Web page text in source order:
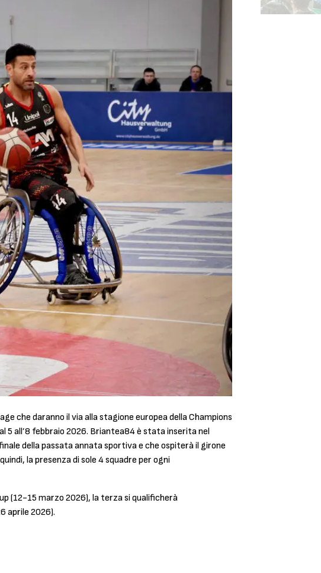
che daranno il via alla stagione europea della Champions
5 all’8 febbraio 2026. Briantea84 è stata inserita nel
della passata annata sportiva e che ospiterà il girone
la presenza di sole 4 squadre per ogni
(12-15 marzo 2026), la terza si qualificherà
aprile 2026).